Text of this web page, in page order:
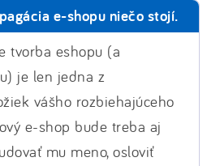
e-shopu niečo stojí.
tvorba eshopu (a
je len jedna z
vášho rozbiehajúceho
e-shop bude treba aj
mu meno, osloviť